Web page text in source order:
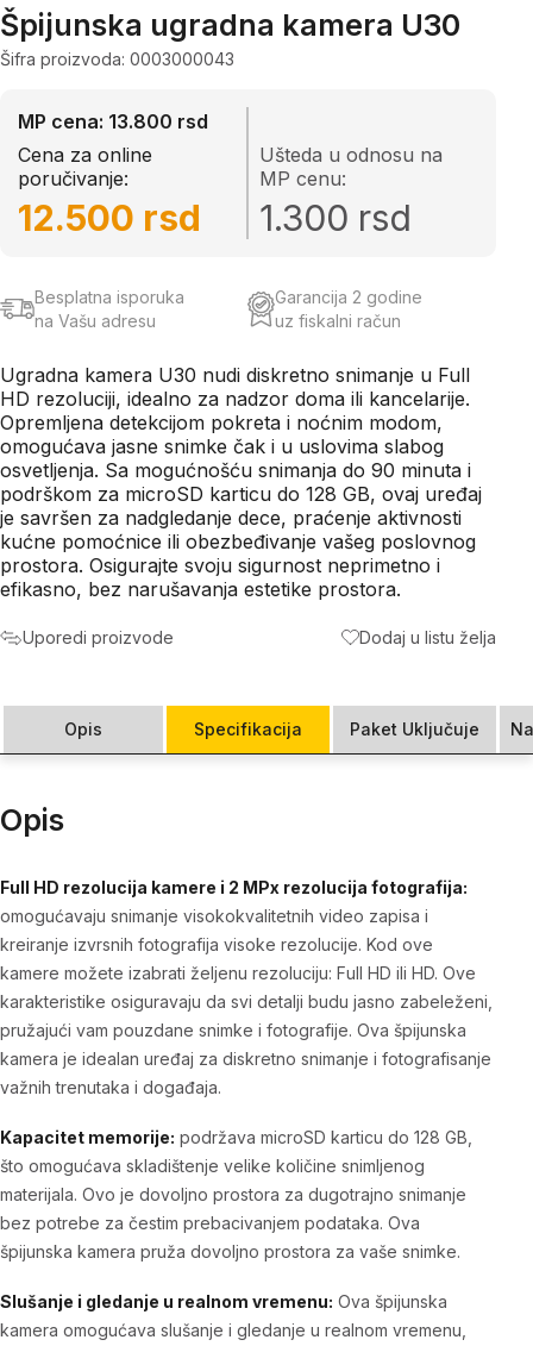
Špijunska ugradna kamera U30
Šifra proizvoda: 0003000043
MP cena: 13.800 rsd
Cena za online
poručivanje:
12.500 rsd
Ušteda u odnosu na
MP cenu:
1.300 rsd
Ugradna kamera U30 nudi diskretno snimanje u Full
HD rezoluciji, idealno za nadzor doma ili kancelarije.
Opremljena detekcijom pokreta i noćnim modom,
omogućava jasne snimke čak i u uslovima slabog
osvetljenja. Sa mogućnošću snimanja do 90 minuta i
podrškom za microSD karticu do 128 GB, ovaj uređaj
je savršen za nadgledanje dece, praćenje aktivnosti
kućne pomoćnice ili obezbeđivanje vašeg poslovnog
prostora. Osigurajte svoju sigurnost neprimetno i
efikasno, bez narušavanja estetike prostora.
Uporedi proizvode Dodaj u listu želja
Besplatna isporuka
na Vašu adresu
Garancija 2 godine
uz fiskalni račun
Opis Specifikacija Paket Uključuje
Opis
Full HD rezolucija kamere i 2 MPx rezolucija fotografija:
omogućavaju snimanje visokokvalitetnih video zapisa i
kreiranje izvrsnih fotografija visoke rezolucije. Kod ove
kamere možete izabrati željenu rezoluciju: Full HD ili HD. Ove
karakteristike osiguravaju da svi detalji budu jasno zabeleženi,
pružajući vam pouzdane snimke i fotografije. Ova špijunska
kamera je idealan uređaj za diskretno snimanje i fotografisanje
važnih trenutaka i događaja.
Kapacitet memorije: podržava microSD karticu do 128 GB,
što omogućava skladištenje velike količine snimljenog
materijala. Ovo je dovoljno prostora za dugotrajno snimanje
bez potrebe za čestim prebacivanjem podataka. Ova
špijunska kamera pruža dovoljno prostora za vaše snimke.
Slušanje i gledanje u realnom vremenu: Ova špijunska
kamera omogućava slušanje i gledanje u realnom vremenu,